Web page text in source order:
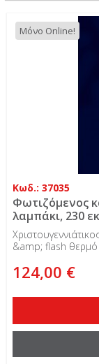
Μόνο Online!
Κωδ.: 37035
Φωτιζόμενος
λαμπάκι, 230
&amp; flash
124,00 €